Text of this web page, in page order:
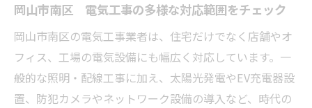
岡山市南区 電気工事の多様な対応範囲をチェック
岡山市南区の電気工事業者は、住宅だけでなく店舗やオ
フィス、工場の電気設備にも幅広く対応しています。一
般的な照明・配線工事に加え、太陽光発電やEV充電器設
置、防犯カメラやネットワーク設備の導入など、時代の